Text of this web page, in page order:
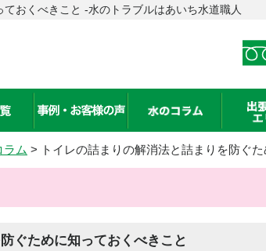
おくべきこと -水のトラブルはあいち水道職人
ラム > トイレの詰まりの解消法と詰まりを防ぐ
ぐために知っておくべきこと